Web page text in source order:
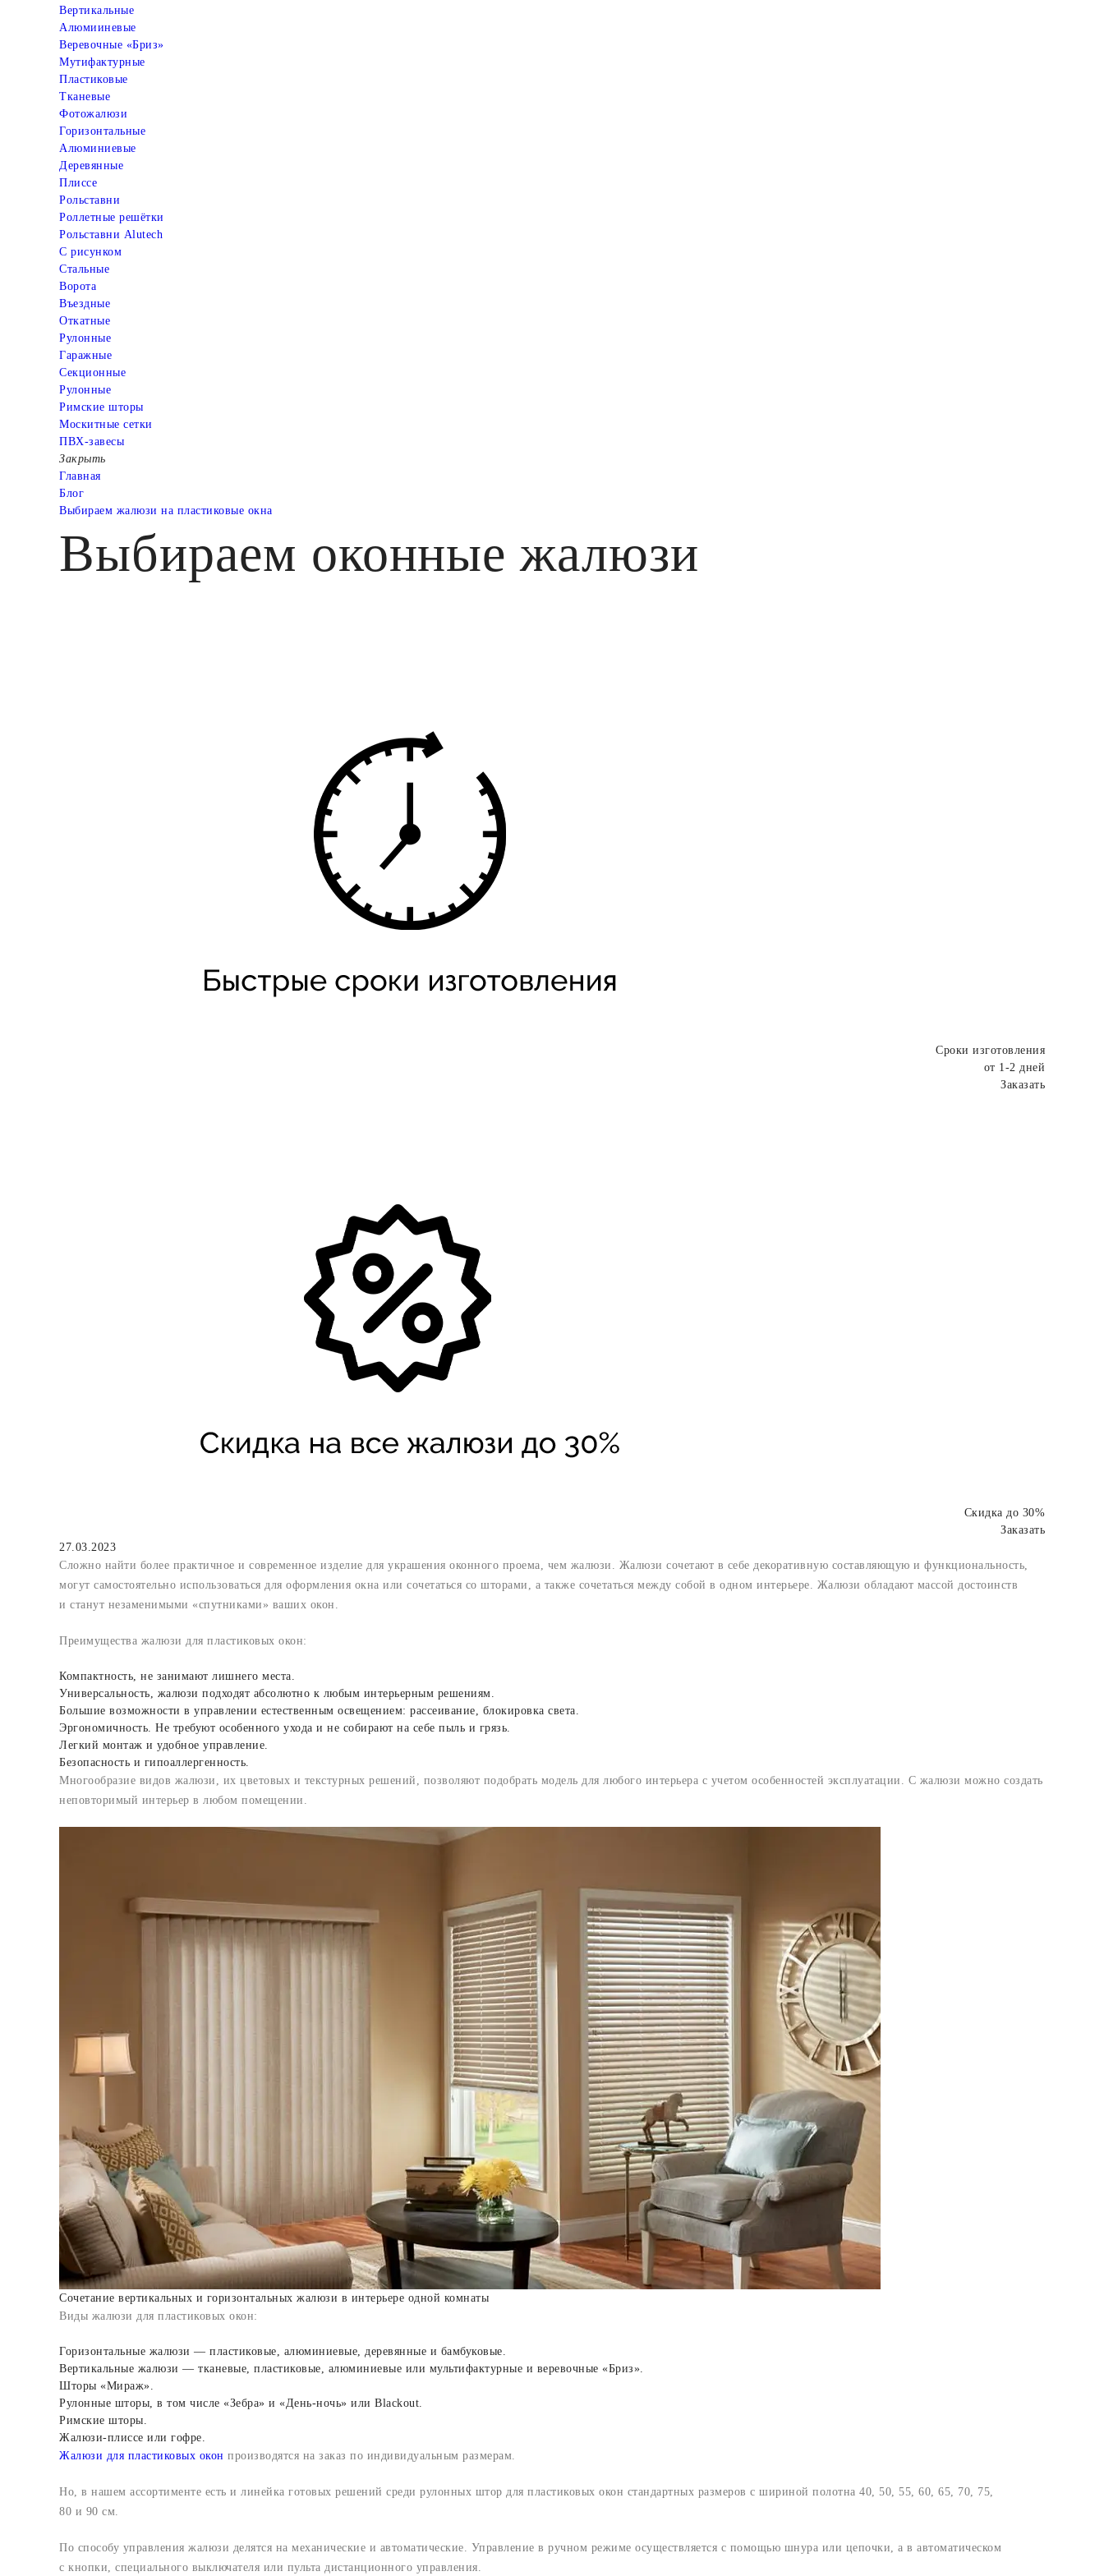
Вертикальные
Алюмииневые
Веревочные «Бриз»
Мутифактурные
Пластиковые
Тканевые
Фотожалюзи
Горизонтальные
Алюминиевые
Деревянные
Плиссе
Рольставни
Роллетные решётки
Рольставни Alutech
С рисунком
Стальные
Ворота
Въездные
Откатные
Рулонные
Гаражные
Cекционные
Рулонные
Римские шторы
Москитные сетки
ПВХ-завесы
Закрыть
Главная
Блог
Выбираем жалюзи на пластиковые окна
Выбираем оконные жалюзи
Сроки изготовления
от 1-2 дней
Заказать
Скидка до 30%
Заказать
27.03.2023
Сложно найти более практичное и современное изделие для украшения оконного проема, чем жалюзи. Жалюзи сочетают в себе декоративную составляющую и функциональность,
могут самостоятельно использоваться для оформления окна или сочетаться со шторами, а также сочетаться между собой в одном интерьере. Жалюзи обладают массой достоинств
и станут незаменимыми «спутниками» ваших окон.
Преимущества жалюзи для пластиковых окон:
Компактность, не занимают лишнего места.
Универсальность, жалюзи подходят абсолютно к любым интерьерным решениям.
Большие возможности в управлении естественным освещением: рассеивание, блокировка света.
Эргономичность. Не требуют особенного ухода и не собирают на себе пыль и грязь.
Легкий монтаж и удобное управление.
Безопасность и гипоаллергенность.
Многообразие видов жалюзи, их цветовых и текстурных решений, позволяют подобрать модель для любого интерьера с учетом особенностей эксплуатации. С жалюзи можно создать
неповторимый интерьер в любом помещении.
Сочетание вертикальных и горизонтальных жалюзи в интерьере одной комнаты
Виды жалюзи для пластиковых окон:
Горизонтальные жалюзи — пластиковые, алюминиевые, деревянные и бамбуковые.
Вертикальные жалюзи — тканевые, пластиковые, алюминиевые или мультифактурные и веревочные «Бриз».
Шторы «Мираж».
Рулонные шторы, в том числе «Зебра» и «День-ночь» или Blackout.
Римские шторы.
Жалюзи-плиссе или гофре.
Жалюзи для пластиковых окон производятся на заказ по индивидуальным размерам.
Но, в нашем ассортименте есть и линейка готовых решений среди рулонных штор для пластиковых окон стандартных размеров с шириной полотна 40, 50, 55, 60, 65, 70, 75,
80 и 90 см.
По способу управления жалюзи делятся на механические и автоматические. Управление в ручном режиме осуществляется с помощью шнура или цепочки, а в автоматическом
с кнопки, специального выключателя или пульта дистанционного управления.